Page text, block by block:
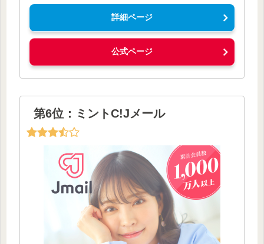
詳細ページ
公式ページ
第6位：ミントC!Jメール